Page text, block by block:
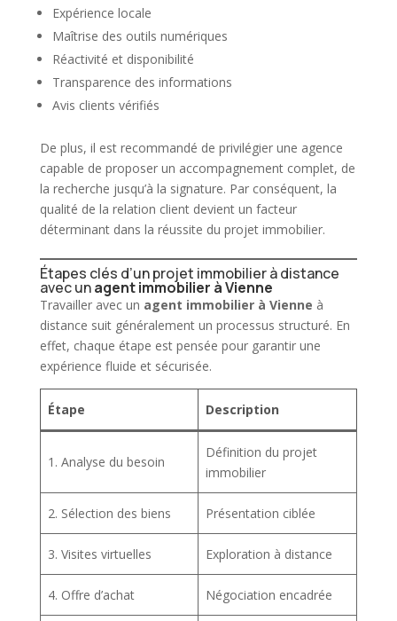
Expérience locale
Maîtrise des outils numériques
Réactivité et disponibilité
Transparence des informations
Avis clients vérifiés
De plus, il est recommandé de privilégier une agence
capable de proposer un accompagnement complet, de
la recherche jusqu’à la signature. Par conséquent, la
qualité de la relation client devient un facteur
déterminant dans la réussite du projet immobilier.
Étapes clés d’un projet immobilier à distance
avec unagent immobilier à Vienne
Travailler avec un agent immobilierà Vienne à
distance suit généralement un processus structuré. En
effet, chaque étape est pensée pour garantir une
expérience fluide et sécurisée.
Étape Description
1. Analyse du besoin
Définition du projet
immobilier
2. Sélection des biens Présentation ciblée
3. Visites virtuelles Exploration à distance
4. Offre d’achat Négociation encadrée